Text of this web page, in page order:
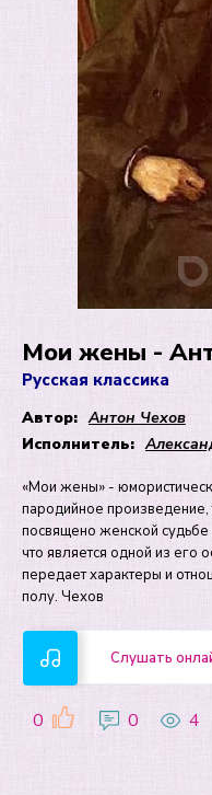
Мои жены -
Русская классика
Автор: Антон Чехов
Исполнитель:
«Мои жены» -
пародийное произведение,
посвящено женской
что является одной из его
передает характеры и
полу. Чехов
Слушать
0 0 4